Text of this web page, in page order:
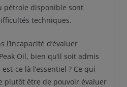
pétrole disponible sont
techniques.
l’incapacité d’évaluer
Oil, bien qu’il soit admis
ce là l’essentiel ? Ce qui
plutôt être de pouvoir évaluer